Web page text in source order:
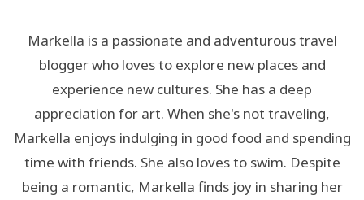
Markella is a passionate and adventurous travel
blogger who loves to explore new places and
experience new cultures. She has a deep
appreciation for art. When she's not traveling,
Markella enjoys indulging in good food and spending
time with friends. She also loves to swim. Despite
being a romantic, Markella finds joy in sharing her